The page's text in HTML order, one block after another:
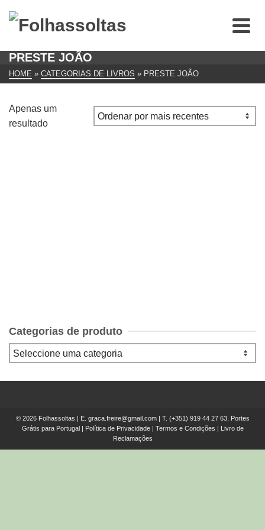
PRESTE JOÃO
HOME » CATEGORIAS DE LIVROS » PRESTE JOÃO
Apenas um
resultado
Categorias de produto
© 2026 Folhassoltas | E. graca.freire@gmail.com| T. (+351) 919 44 27 63, Portes
Grátis para Portugal | Política de Privacidade| Termos e Condições | Livro de
Reclamações